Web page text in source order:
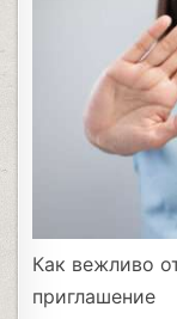
Как вежливо
приглашение